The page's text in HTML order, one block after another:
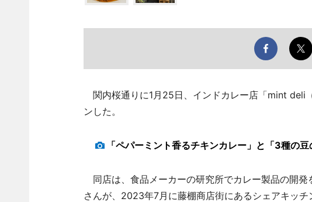
関内桜通りに1月25日、インドカレー店「mint deli
ンした。
「ペパーミント香るチキンカレー」と「3種の
同店は、食品メーカーの研究所でカレー製品の開発
さんが、2023年7月に藤棚商店街にあるシェアキッ